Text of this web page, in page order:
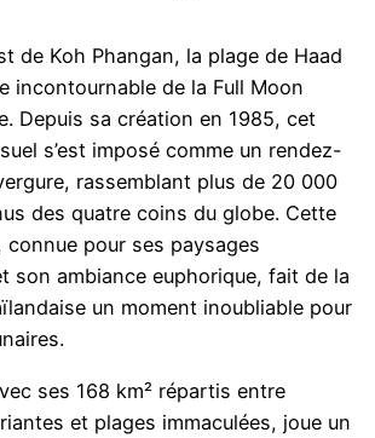
de Koh Phangan, la plage de Haad
incontournable de la Full Moon
Depuis sa création en 1985, cet
s’est imposé comme un rendez-
rassemblant plus de 20 000
des quatre coins du globe. Cette
connue pour ses paysages
son ambiance euphorique, fait de la
un moment inoubliable pour
ses 168 km² répartis entre
et plages immaculées, joue un